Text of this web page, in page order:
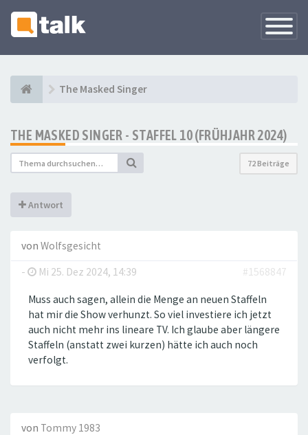
The Masked Singer
THE MASKED SINGER - STAFFEL 10 (FRÜHJAHR 2024)
72 Beiträge
Antwort
von Wolfsgesicht
-
Mi 25. Dez 2024, 14:39 #1568847
Muss auch sagen, allein die Menge an neuen Staffeln
hat mir die Show verhunzt. So viel investiere ich jetzt
auch nicht mehr ins lineare TV. Ich glaube aber längere
Staffeln (anstatt zwei kurzen) hätte ich auch noch
verfolgt.
von Tommy 1983